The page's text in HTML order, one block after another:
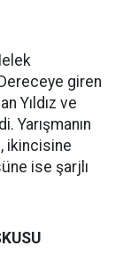
giren
Yıldız ve
Yarışmanın
ikincisine
ise şarjlı